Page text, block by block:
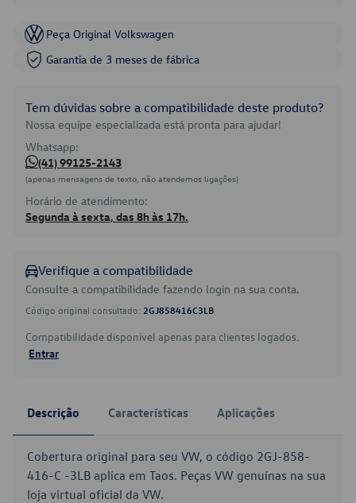
Peça Original Volkswagen
Garantia de 3 meses de fábrica
Tem dúvidas sobre a compatibilidade deste produto?
Nossa equipe especializada está pronta para ajudar!
Whatsapp:
(41) 99125-2143
(apenas mensagens de texto, não atendemos ligações)
Horário de atendimento:
Segunda à sexta, das 8h às 17h.
Verifique a compatibilidade
Consulte a compatibilidade fazendo login na sua conta.
Código original consultado: 2GJ858416C3LB
Compatibilidade disponível apenas para clientes logados.
Entrar
Descrição Características Aplicações
Cobertura original para seu VW, o código 2GJ-858-
416-C -3LB aplica em Taos. Peças VW genuínas na sua
loja virtual oficial da VW.